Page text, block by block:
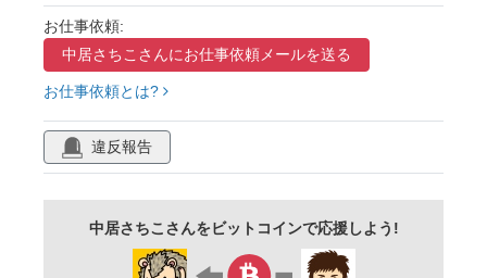
パステルカラー
淡い 明るい お祝い 保育園
幼稚園 販促
お仕事依頼:
中居さちこさんにお仕事依頼メールを送る
お仕事依頼とは?
違反報告
中居さちこさんをビットコインで応援しよう!